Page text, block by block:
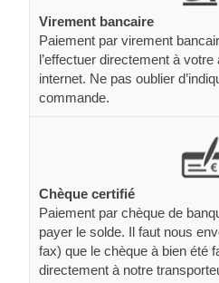
Virement bancaire
Paiement par virement
l’effectuer directement à
internet. Ne pas oublier
commande.
Chèque certifié
Paiement par chèque de
payer le solde. Il faut nous
fax) que le chèque à bien été
directement à notre